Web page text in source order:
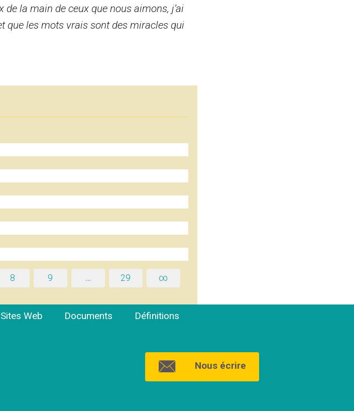
de la main de ceux que nous aimons, j’ai
que les mots vrais sont des miracles qui
8 9 … 29 ∞
Sites Web Documents Définitions
Nous écrire